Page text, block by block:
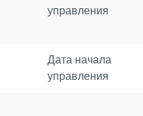
управления
Дата начала
управления